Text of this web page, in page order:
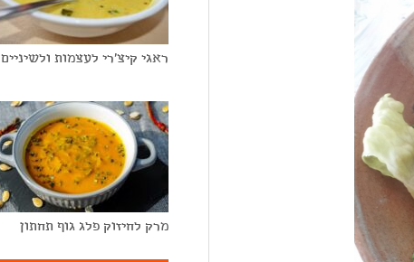
ראגי קיצ'רי לעצמות ולשיניים
מרק לחיזוק פלג גוף תחתון